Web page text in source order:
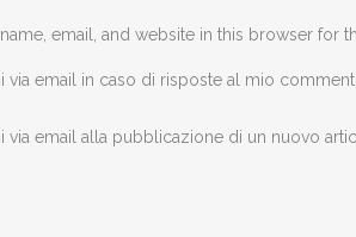
email, and website in this browser for
via email in caso di risposte al mio
via email alla pubblicazione di un nuovo